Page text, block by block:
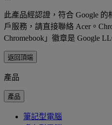
此產品經認證，符合 Google
戶服務，請直接聯絡 Acer。
Chromebook」徽章是 Google
返回頂端
產品
產品
筆記型電腦